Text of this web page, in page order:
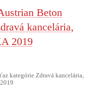
kategórie Zdravá kancelária,